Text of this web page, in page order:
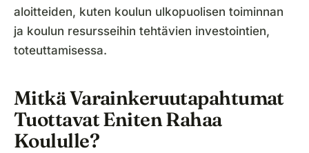
aloitteiden, kuten koulun ulkopuolisen toiminnan
ja koulun resursseihin tehtävien investointien,
toteuttamisessa.
Mitkä Varainkeruutapahtumat
Tuottavat Eniten Rahaa
Koululle?